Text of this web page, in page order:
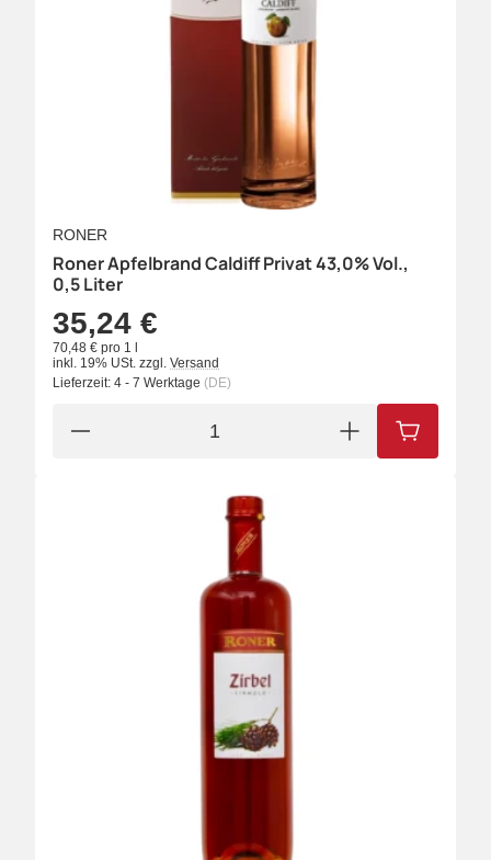
RONER
Roner Apfelbrand Caldiff Privat 43,0% Vol.,
0,5 Liter
35,24 €
70,48 € pro 1 l
inkl. 19% USt. zzgl. Versand
Lieferzeit: 4 - 7 Werktage (DE)
IN DEN